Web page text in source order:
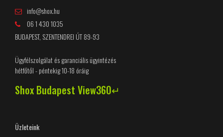
info@shox.hu
06 1 430 1035
BUDAPEST, SZENTENDREI ÚT 89-93
Ügyfélszolgálat és garanciális ügyintézés
hétfőtől - péntekig 10-18 óráig
Shox Budapest View360↵
Üzleteink